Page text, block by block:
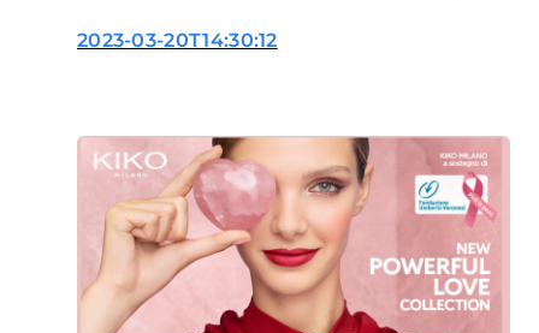
2023-03-20T14:30:12